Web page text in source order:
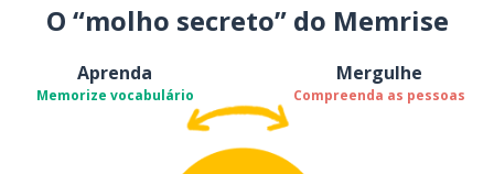
O “molho secreto” do Memrise
Aprenda
Memorize vocabulário
Mergulhe
Compreenda as pessoas